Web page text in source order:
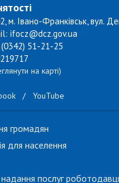
м. Івано-Франківськ, вул.
ifocz@dcz.gov.ua
(0342) 51-21-25
на карті)
/ YouTube
громадян
для населення
послуг